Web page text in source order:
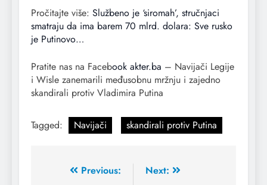
Pročitajte više: Službeno je ‘siromah’, stručnjaci
smatraju da ima barem 70 mlrd. dolara: Sve rusko
je Putinovo…
Pratite nas na Facebook akter.ba – Navijači Legije
i Wisle zanemarili međusobnu mržnju i zajedno
skandirali protiv Vladimira Putina
Tagged: Navijači skandirali protiv Putina
Previous:
Next: